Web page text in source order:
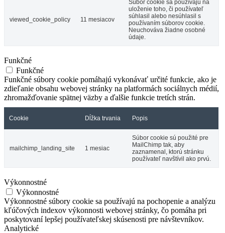
viewed_cookie_policy 11 mesiacov
Súbor cookie sa používajú na
uloženie toho, či používateľ
súhlasil alebo nesúhlasil s
používaním súborov cookie.
Neuchováva žiadne osobné
údaje.
Funkčné
Funkčné
Funkčné súbory cookie pomáhajú vykonávať určité funkcie, ako je
zdieľanie obsahu webovej stránky na platformách sociálnych médií,
zhromažďovanie spätnej väzby a ďalšie funkcie tretích strán.
Cookie Dĺžka trvania Popis
mailchimp_landing_site 1 mesiac
Súbor cookie sú použité pre
MailChimp tak, aby
zaznamenal, ktorú stránku
používateľ navštívil ako prvú.
Výkonnostné
Výkonnostné
Výkonnostné súbory cookie sa používajú na pochopenie a analýzu
kľúčových indexov výkonnosti webovej stránky, čo pomáha pri
poskytovaní lepšej používateľskej skúsenosti pre návštevníkov.
Analytické